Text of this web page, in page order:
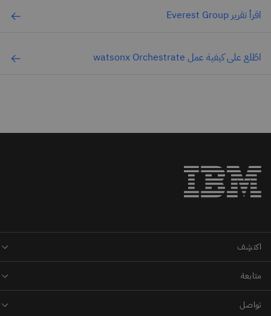
اقرأ تقرير Everest Group
اطّلع على كيفية عمل watsonx Orchestrate